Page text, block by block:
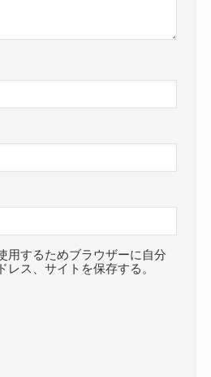
用するためブラウザーに自分
レス、サイトを保存する。